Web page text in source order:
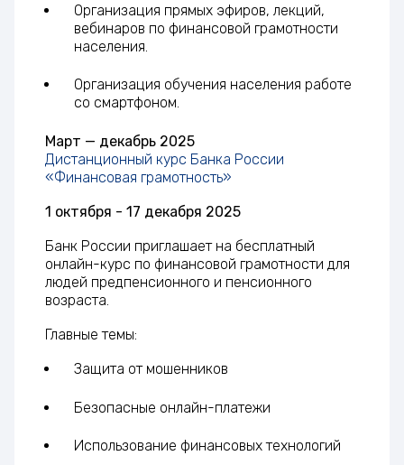
Организация прямых эфиров, лекций,
вебинаров по финансовой грамотности
населения.
Организация обучения населения работе
со смартфоном.
Март — декабрь 2025
Дистанционный курс Банка России
«Финансовая грамотность»
1 октября - 17 декабря 2025
Банк России приглашает на бесплатный
онлайн-курс по финансовой грамотности для
людей предпенсионного и пенсионного
возраста.
Главные темы:
Защита от мошенников
Безопасные онлайн-платежи
Использование финансовых технологий